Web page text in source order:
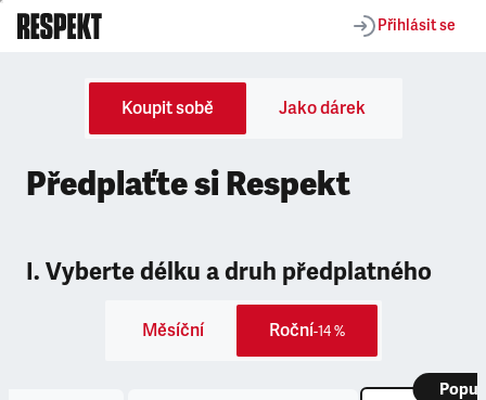
Přihlásit se
Koupit sobě Jako dárek
Předplaťte si Respekt
I. Vyberte délku a druh předplatného
Měsíční Roční-14 %